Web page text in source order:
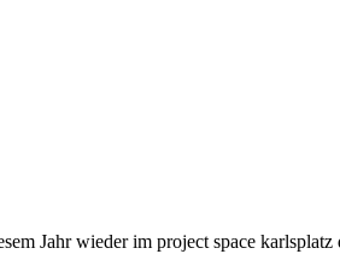
Jahr wieder im project space